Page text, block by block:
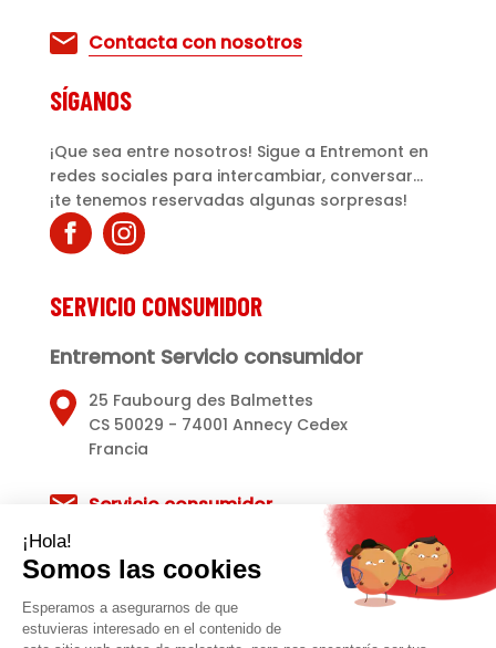
Contacta con nosotros
SÍGANOS
¡Que sea entre nosotros! Sigue a Entremont en
redes sociales para intercambiar, conversar...
¡te tenemos reservadas algunas sorpresas!
SERVICIO CONSUMIDOR
Entremont Servicio consumidor
25 Faubourg des Balmettes
CS 50029 - 74001 Annecy Cedex
Francia
Servicio consumidor